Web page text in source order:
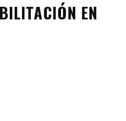
EN